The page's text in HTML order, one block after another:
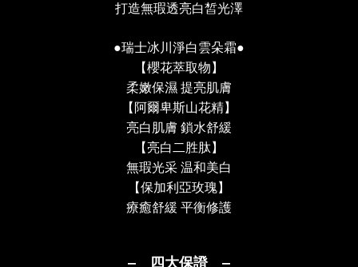
打造無瑕透亮白皙光澤
●瑞士冰川淨白雲朵霜●
【櫻花萃取物】
柔嫩保濕 提亮肌膚
【阿爾卑斯山花精】
亮白肌膚 鎖水舒緩
【亮白二胜肽】
無瑕光采 温和美白
【保加利亞玫瑰】
療癒舒緩 平衡修護
‒ 四大保證 ‒